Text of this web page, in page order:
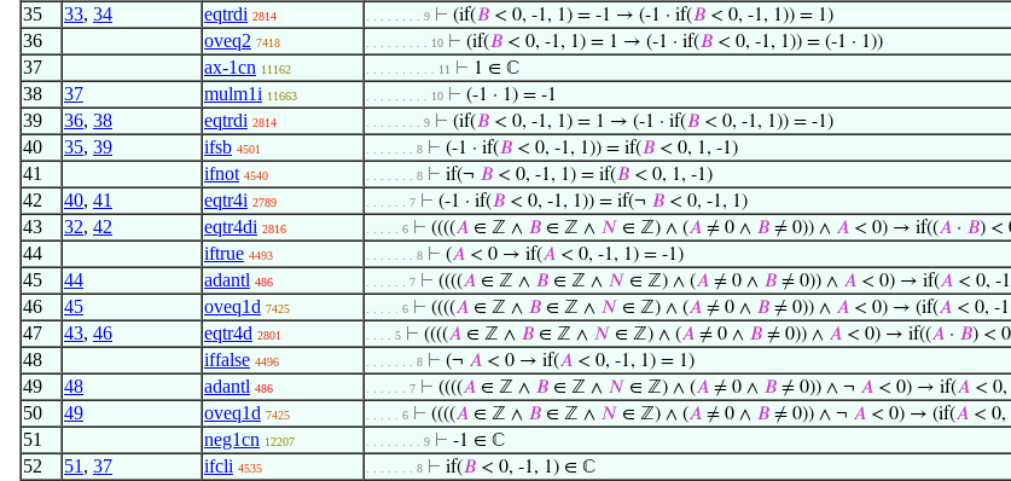
35 33, 34 eqtrdi 2814 . . . . . . . . 9 ⊢ (if(𝐵 < 0, -1, 1) = -1 → (-1 · if(𝐵 < 0, -1, 1)) = 1)
36 oveq2 7418 . . . . . . . . . 10 ⊢ (if(𝐵 < 0, -1, 1) = 1 → (-1 · if(𝐵 < 0, -1, 1)) = (-1 · 1))
37 ax-1cn 11162 . . . . . . . . . . 11 ⊢ 1 ∈ ℂ
38 37 mulm1i 11663 . . . . . . . . . 10 ⊢ (-1 · 1) = -1
39 36, 38 eqtrdi 2814 . . . . . . . . 9 ⊢ (if(𝐵 < 0, -1, 1) = 1 → (-1 · if(𝐵 < 0, -1, 1)) = -1)
40 35, 39 ifsb 4501 . . . . . . . 8 ⊢ (-1 · if(𝐵 < 0, -1, 1)) = if(𝐵 < 0, 1, -1)
41 ifnot 4540 . . . . . . . 8 ⊢ if(¬ 𝐵 < 0, -1, 1) = if(𝐵 < 0, 1, -1)
42 40, 41 eqtr4i 2789 . . . . . . 7 ⊢ (-1 · if(𝐵 < 0, -1, 1)) = if(¬ 𝐵 < 0, -1, 1)
43 32, 42 eqtr4di 2816 . . . . . 6 ⊢ ((((𝐴 ∈ ℤ ∧ 𝐵 ∈ ℤ ∧ 𝑁 ∈ ℤ) ∧ (𝐴 ≠ 0 ∧ 𝐵 ≠ 0)) ∧ 𝐴 < 0) → if((𝐴 · 𝐵) <
44 iftrue 4493 . . . . . . . 8 ⊢ (𝐴 < 0 → if(𝐴 < 0, -1, 1) = -1)
45 44 adantl 486 . . . . . . 7 ⊢ ((((𝐴 ∈ ℤ ∧ 𝐵 ∈ ℤ ∧ 𝑁 ∈ ℤ) ∧ (𝐴 ≠ 0 ∧ 𝐵 ≠ 0)) ∧ 𝐴 < 0) → if(𝐴 < 0, -
46 45 oveq1d 7425 . . . . . 6 ⊢ ((((𝐴 ∈ ℤ ∧ 𝐵 ∈ ℤ ∧ 𝑁 ∈ ℤ) ∧ (𝐴 ≠ 0 ∧ 𝐵 ≠ 0)) ∧ 𝐴 < 0) → (if(𝐴 < 0, -
47 43, 46 eqtr4d 2801 . . . . 5 ⊢ ((((𝐴 ∈ ℤ ∧ 𝐵 ∈ ℤ ∧ 𝑁 ∈ ℤ) ∧ (𝐴 ≠ 0 ∧ 𝐵 ≠ 0)) ∧ 𝐴 < 0) → if((𝐴 · 𝐵) <
48 iffalse 4496 . . . . . . . 8 ⊢ (¬ 𝐴 < 0 → if(𝐴 < 0, -1, 1) = 1)
49 48 adantl 486 . . . . . . 7 ⊢ ((((𝐴 ∈ ℤ ∧ 𝐵 ∈ ℤ ∧ 𝑁 ∈ ℤ) ∧ (𝐴 ≠ 0 ∧ 𝐵 ≠ 0)) ∧ ¬ 𝐴 < 0) → if(𝐴 < 0,
50 49 oveq1d 7425 . . . . . 6 ⊢ ((((𝐴 ∈ ℤ ∧ 𝐵 ∈ ℤ ∧ 𝑁 ∈ ℤ) ∧ (𝐴 ≠ 0 ∧ 𝐵 ≠ 0)) ∧ ¬ 𝐴 < 0) → (if(𝐴 < 0,
51 neg1cn 12207 . . . . . . . . 9 ⊢ -1 ∈ ℂ
52 51 , 37 ifcli 4535 . . . . . . . 8 ⊢ if(𝐵 < 0, -1, 1) ∈ ℂ